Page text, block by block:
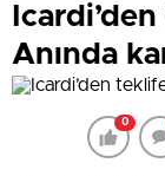
Anında
0